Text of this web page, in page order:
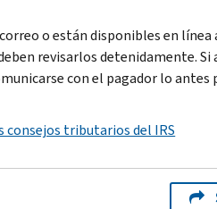
o están disponibles en línea
revisarlos detenidamente.
con el pagador lo antes
consejos tributarios del IRS